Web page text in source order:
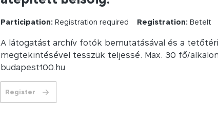
Participation: Registration required Registration: Betelt
A látogatást archív fotók bemutatásával és a
megtekintésével tesszük teljessé. Max. 30 fő/
budapest100.hu
Register